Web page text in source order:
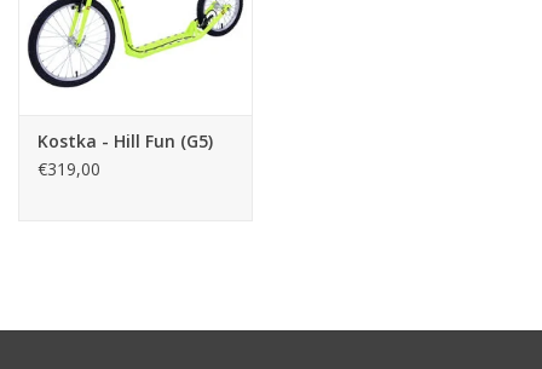
Kostka - Hill Fun (G5)
€319,00